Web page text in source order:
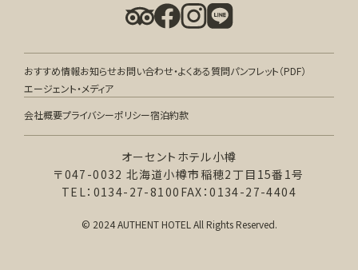
おすすめ情報お知らせお問い合わせ・よくある質問パンフレット（PDF）
エージェント・メディア
会社概要プライバシーポリシー宿泊約款
オーセントホテル小樽
〒047-0032 北海道小樽市稲穂2丁目15番1号
TEL：0134-27-8100 FAX：0134-27-4404
© 2024 AUTHENT HOTEL All Rights Reserved.